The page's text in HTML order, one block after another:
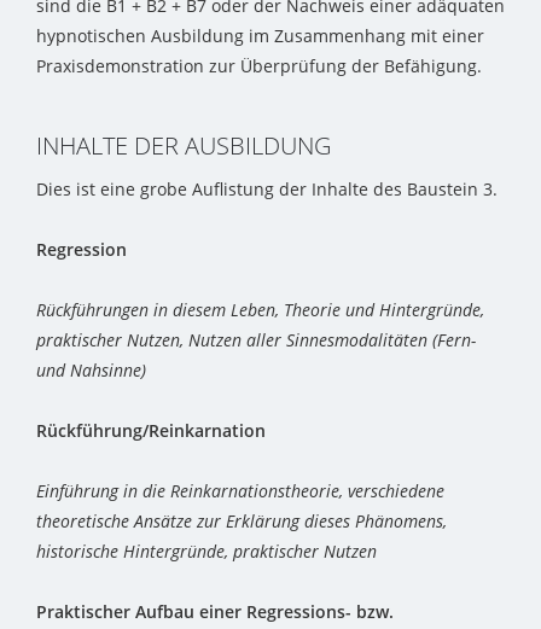
sind die B1 + B2 + B7 oder der Nachweis einer adäquaten
hypnotischen Ausbildung im Zusammenhang mit einer
Praxisdemonstration zur Überprüfung der Befähigung.
INHALTE DER AUSBILDUNG
Dies ist eine grobe Auflistung der Inhalte des Baustein 3.
Regression
Rückführungen in diesem Leben, Theorie und Hintergründe,
praktischer Nutzen, Nutzen aller Sinnesmodalitäten (Fern-
und Nahsinne)
Rückführung/Reinkarnation
Einführung in die Reinkarnationstheorie, verschiedene
theoretische Ansätze zur Erklärung dieses Phänomens,
historische Hintergründe, praktischer Nutzen
Praktischer Aufbau einer Regressions- bzw.